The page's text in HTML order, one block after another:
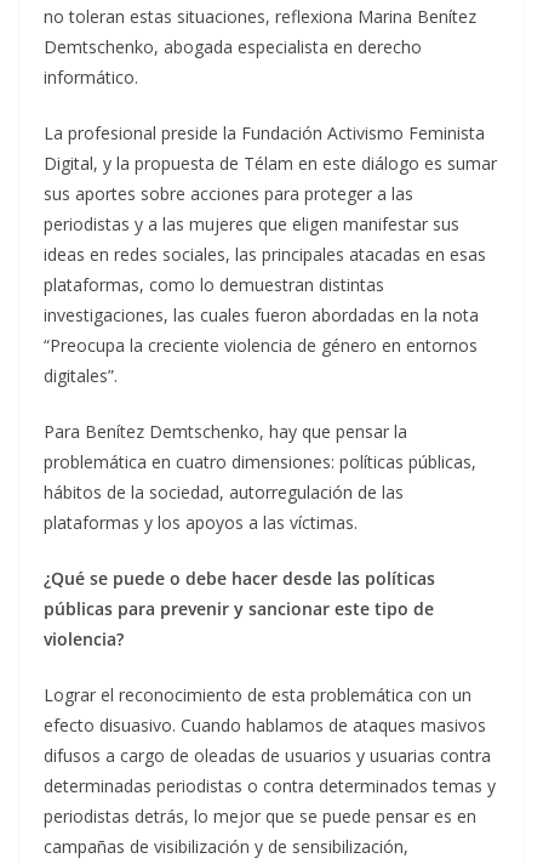
no toleran estas situaciones, reflexiona Marina Benítez
Demtschenko, abogada especialista en derecho
informático.
La profesional preside la Fundación Activismo Feminista
Digital, y la propuesta de Télam en este diálogo es sumar
sus aportes sobre acciones para proteger a las
periodistas y a las mujeres que eligen manifestar sus
ideas en redes sociales, las principales atacadas en esas
plataformas, como lo demuestran distintas
investigaciones, las cuales fueron abordadas en la nota
“Preocupa la creciente violencia de género en entornos
digitales”.
Para Benítez Demtschenko, hay que pensar la
problemática en cuatro dimensiones: políticas públicas,
hábitos de la sociedad, autorregulación de las
plataformas y los apoyos a las víctimas.
¿Qué se puede o debe hacer desde las políticas
públicas para prevenir y sancionar este tipo de
violencia?
Lograr el reconocimiento de esta problemática con un
efecto disuasivo. Cuando hablamos de ataques masivos
difusos a cargo de oleadas de usuarios y usuarias contra
determinadas periodistas o contra determinados temas y
periodistas detrás, lo mejor que se puede pensar es en
campañas de visibilización y de sensibilización,